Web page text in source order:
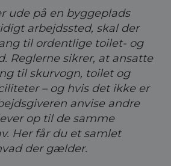
ude på en byggeplads
arbejdssted, skal der
til ordentlige toilet- og
Reglerne sikrer, at ansatte
til skurvogn, toilet og
– og hvis det ikke er
anvise andre
op til de samme
Her får du et samlet
der gælder.